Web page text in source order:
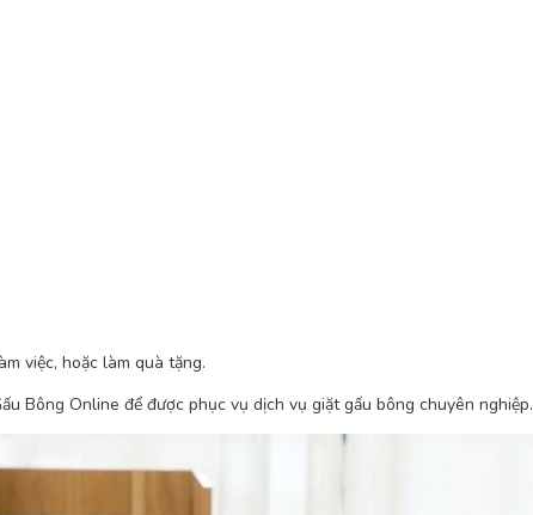
việc, hoặc làm quà tặng.
Bông Online để được phục vụ dịch vụ giặt gấu bông chuyên nghiệp.